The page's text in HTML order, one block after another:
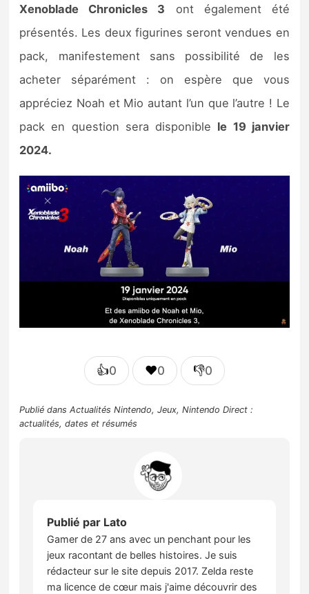
Xenoblade Chronicles 3 ont également été
présentés. Les deux figurines seront vendues en
pack, manifestement sans possibilité de les
acheter séparément : on espère que vous
appréciez Noah et Mio autant l’un que l’autre ! Le
pack en question sera disponible le 19 janvier
2024.
👍0 ❤️0 👎0
Publié dansActualités Nintendo,Jeux,Nintendo Direct :
actualités, dates et résumés
Publié par Lato
Gamer de 27 ans avec un penchant pour les
jeux racontant de belles histoires. Je suis
rédacteur sur le site depuis 2017. Zelda reste
ma licence de cœur mais j'aime découvrir des